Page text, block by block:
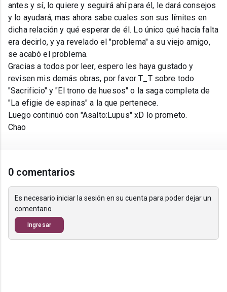
antes y sí, lo quiere y seguirá ahí para él, le dará consejos
y lo ayudará, mas ahora sabe cuales son sus límites en
dicha relación y qué esperar de él. Lo único qué hacía falta
era decirlo, y ya revelado el "problema" a su viejo amigo,
se acabó el problema.
Gracias a todos por leer, espero les haya gustado y
revisen mis demás obras, por favor T_T sobre todo
"Sacrificio" y "El trono de huesos" o la saga completa de
"La efigie de espinas" a la que pertenece.
Luego continuó con "Asalto:Lupus" xD lo prometo.
Chao
0 comentarios
Es necesario iniciar la sesión en su cuenta para poder dejar un
comentario
Ingresar